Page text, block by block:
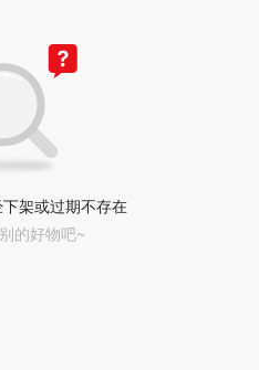
架或过期不存在
的好物吧~